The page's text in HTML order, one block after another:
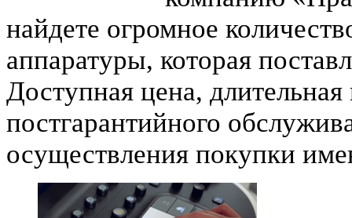
найдете огромное
аппаратуры, которая
Доступная цена,
постгарантийного
осуществления покупки